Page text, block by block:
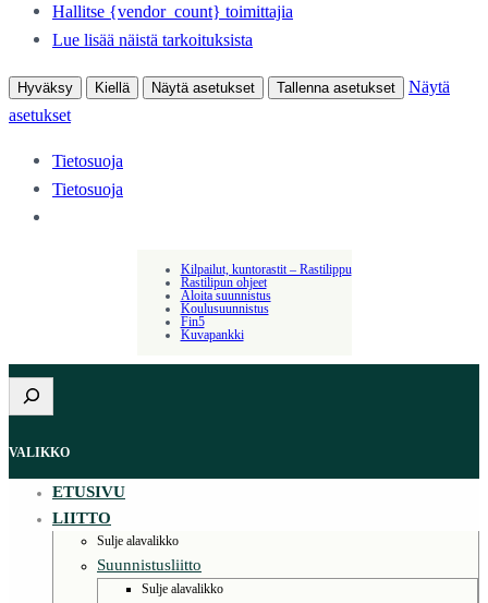
Hallitse {vendor_count} toimittajia
Lue lisää näistä tarkoituksista
Hyväksy Kiellä Näytä asetukset Tallenna asetukset
Näytä
asetukset
Tietosuoja
Tietosuoja
Kilpailut, kuntorastit – Rastilippu
Rastilipun ohjeet
Aloita suunnistus
Koulusuunnistus
Fin5
Kuvapankki
Etsi
VALIKKO
ETUSIVU
LIITTO
Sulje alavalikko
Suunnistusliitto
Sulje alavalikko